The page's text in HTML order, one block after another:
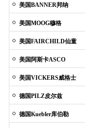
美国BANNER邦纳
美国MOOG穆格
美国FAIRCHILD仙童
美国阿斯卡ASCO
美国VICKERS威格士
德国PILZ皮尔兹
德国Kuebler库伯勒